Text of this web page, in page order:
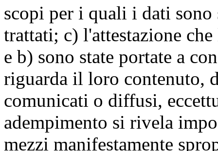
scopi per i quali i dati sono
trattati; c) l'attestazione
e b) sono state portate a
riguarda il loro contenuto,
comunicati o diffusi,
adempimento si rivela
mezzi manifestamente